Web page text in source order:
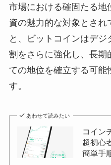
市場における確固たる地
資の魅力的な対象とされ
と、ビットコインはデ
割をさらに強化し、長期
ての地位を確立する可能
す。
あわせて読みたい
コイン
超初心
簡単手